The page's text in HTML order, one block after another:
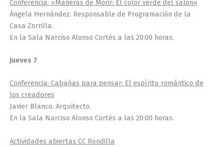
Conferencia: «Maneras de Morir: El color verde del salón»
Ángela Hernández. Responsable de Programación de la
Casa Zorrilla.
En la Sala Narciso Alonso Cortés a las 20:00 horas.
Jueves 7
Conferencia: Cabañas para pensar: El espíritu romántico de
los creadores
Javier Blanco. Arquitecto.
En la Sala Narciso Alonso Cortés a las 20:00 horas.
Actividades abiertas CC Rondilla